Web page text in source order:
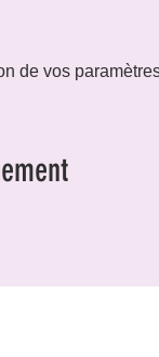
de vos